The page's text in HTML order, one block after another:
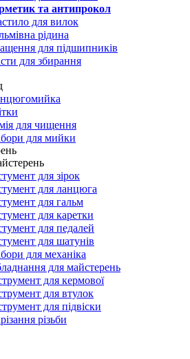
та антипрокол
для вилок
рідина
для підшипників
для збирання
для чищення
для мийки
для зірок
для ланцюга
для гальм
для каретки
для педалей
для шатунів
для механіка
для майстерень
для кермової
для втулок
для підвіски
різьби